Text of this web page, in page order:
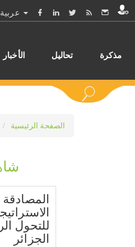
الأخبار تحاليل مذكرة
الصفحة الرئيسية
للتحول
الجزائر